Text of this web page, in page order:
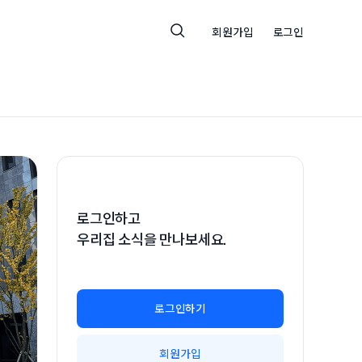
회원가입 로그인
로그인하고
우리집 소식을 만나보세요.
로그인하기
회원가입